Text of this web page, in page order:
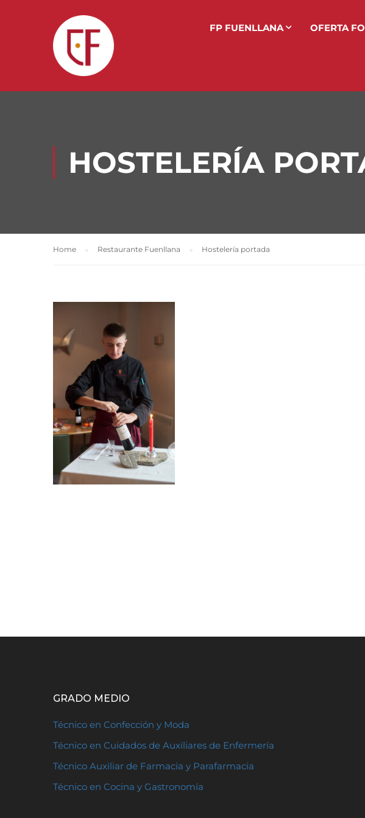
FP FUENLLANA OFERTA
HOSTELERÍA
Home Restaurante Fuenllana Hostelería portada
GRADO MEDIO
Técnico en Confección y Moda
Técnico en Cuidados de Auxiliares de Enfermería
Técnico Auxiliar de Farmacia y Parafarmacia
Técnico en Cocina y Gastronomía